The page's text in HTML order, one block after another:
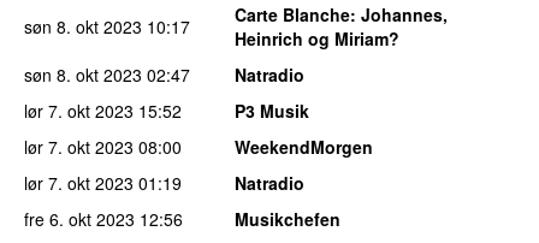
søn 8. okt 2023 10:17 Carte Blanche: Johannes,
Heinrich og Miriam?
søn 8. okt 2023 02:47
Natradio
lør 7. okt 2023 15:52
P3 Musik
lør 7. okt 2023 08:00
WeekendMorgen
lør 7. okt 2023 01:19
Natradio
fre 6. okt 2023 12:56
Musikchefen